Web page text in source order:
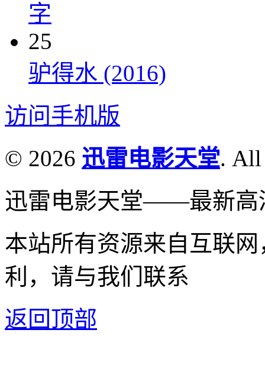
字
25
驴得水 (2016)
访问手机版
© 2026 迅雷电影天堂. All
迅雷电影天堂——最新高
本站所有资源来自互联
利，请与我们联系
返回顶部